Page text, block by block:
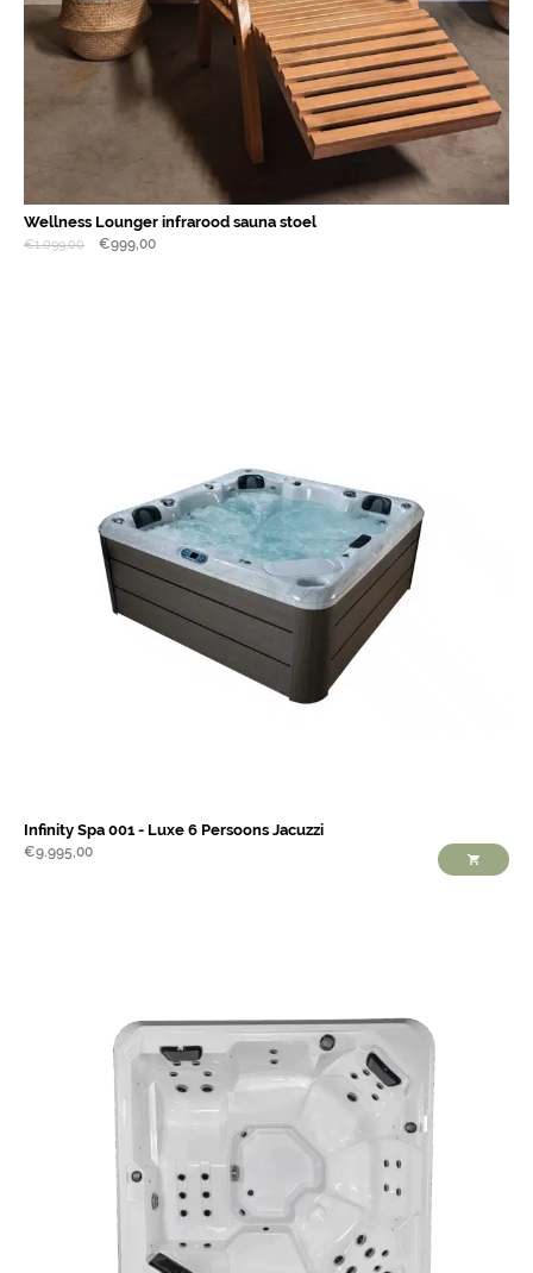
Wellness Lounger infrarood sauna stoel
€1.099,00 €999,00
Infinity Spa 001 - Luxe 6 Persoons Jacuzzi
€9.995,00